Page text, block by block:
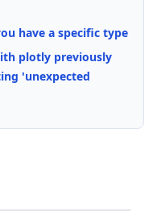
have a specific type
plotly previously
'unexpected